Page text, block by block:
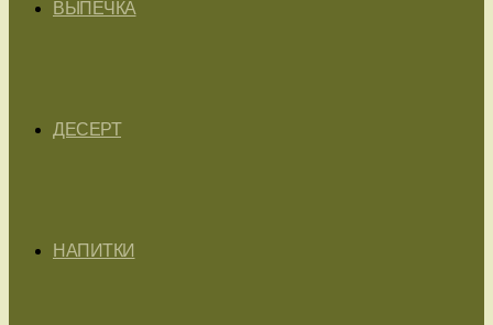
ВЫПЕЧКА
ДЕСЕРТ
НАПИТКИ